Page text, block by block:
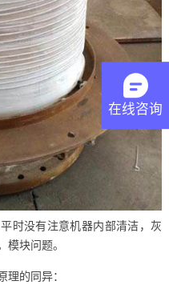
时没有注意机器内部清洁，灰
模块问题。
理的同异：
在线咨询